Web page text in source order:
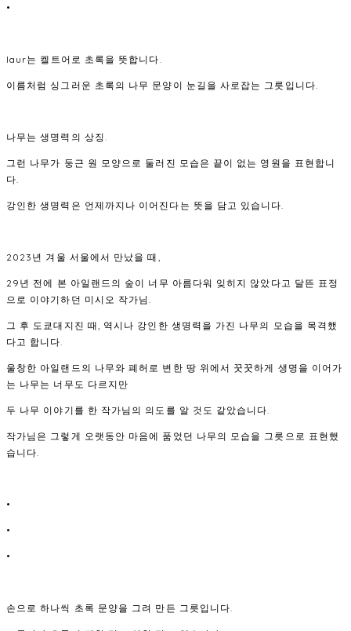
•
laur는 켈트어로 초록을 뜻합니다.
이름처럼 싱그러운 초록의 나무 문양이 눈길을 사로잡는 그릇입니다.
나무는 생명력의 상징.
그런 나무가 둥근 원 모양으로 둘러진 모습은 끝이 없는 영원을 표현합니
다.
강인한 생명력은 언제까지나 이어진다는 뜻을 담고 있습니다.
2023년 겨울 서울에서 만났을 때,
29년 전에 본 아일랜드의 숲이 너무 아름다워 잊히지 않았다고 달뜬 표정
으로 이야기하던 미시오 작가님.
그 후 도쿄대지진 때, 역시나 강인한 생명력을 가진 나무의 모습을 목격했
다고 합니다.
울창한 아일랜드의 나무와 폐허로 변한 땅 위에서 꿋꿋하게 생명을 이어가
는 나무는 너무도 다르지만
두 나무 이야기를 한 작가님의 의도를 알 것도 같았습니다.
작가님은 그렇게 오랫동안 마음에 품었던 나무의 모습을 그릇으로 표현했
습니다.
•
•
•
손으로 하나씩 초록 문양을 그려 만든 그릇입니다.